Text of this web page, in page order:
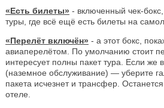
«Есть билеты» - включенный чек-
туры, где всё ещё есть билеты на
«Перелёт включён» - а этот бокс,
авиаперелётом. По умолчанию стоит
интересует полны пакет тура. Если же
(наземное обслуживание) — уберите
пакета исчезнет и трансфер.
отеле.